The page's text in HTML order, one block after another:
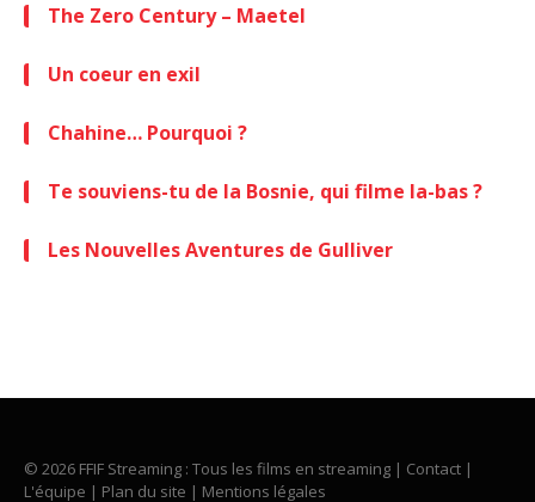
The Zero Century – Maetel
Un coeur en exil
Chahine… Pourquoi ?
Te souviens-tu de la Bosnie, qui filme la-bas ?
Les Nouvelles Aventures de Gulliver
© 2026 FFIF Streaming : Tous les films en streaming | Contact |
L'équipe | Plan du site | Mentions légales